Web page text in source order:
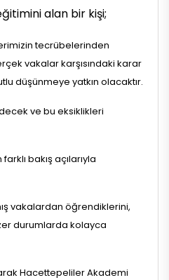
alan bir kişi;
tecrübelerinden
vakalar karşısındaki karar
düşünmeye yatkın olacaktır.
ve bu eksiklikleri
bakış açılarıyla
vakalardan öğrendiklerini,
durumlarda kolayca
Hacettepeliler Akademi